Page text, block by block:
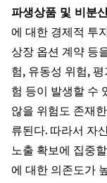
파생상품 및 비분
에 대한 경제적 투
상장 옵션 계약 등
험, 유동성 위험,
험 등이 발생할 수
않을 위험도 존재
류된다. 따라서 자
노출 확보에 집중
에 대한 의존도가